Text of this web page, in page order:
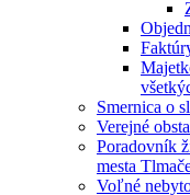
Smernica o
Verejné
Poradovník
mesta
Voľné